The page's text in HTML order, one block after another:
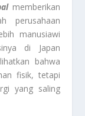
memberikan
perusahaan
manusiawi
di Japan
bahwa
fisik, tetapi
yang saling